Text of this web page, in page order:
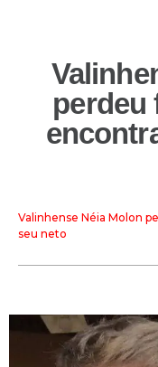
perdeu
Valinhense Néia Molon
seu neto